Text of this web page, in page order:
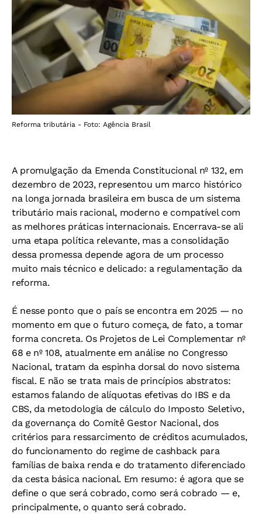
Reforma tributária - Foto: Agência Brasil
A promulgação da Emenda Constitucional nº 132, em
dezembro de 2023, representou um marco histórico
na longa jornada brasileira em busca de um sistema
tributário mais racional, moderno e compatível com
as melhores práticas internacionais. Encerrava-se ali
uma etapa política relevante, mas a consolidação
dessa promessa depende agora de um processo
muito mais técnico e delicado: a regulamentação da
reforma.
É nesse ponto que o país se encontra em 2025 — no
momento em que o futuro começa, de fato, a tomar
forma concreta. Os Projetos de Lei Complementar nº
68 e nº 108, atualmente em análise no Congresso
Nacional, tratam da espinha dorsal do novo sistema
fiscal. E não se trata mais de princípios abstratos:
estamos falando de alíquotas efetivas do IBS e da
CBS, da metodologia de cálculo do Imposto Seletivo,
da governança do Comitê Gestor Nacional, dos
critérios para ressarcimento de créditos acumulados,
do funcionamento do regime de cashback para
famílias de baixa renda e do tratamento diferenciado
da cesta básica nacional. Em resumo: é agora que se
define o que será cobrado, como será cobrado — e,
principalmente, o quanto será cobrado.